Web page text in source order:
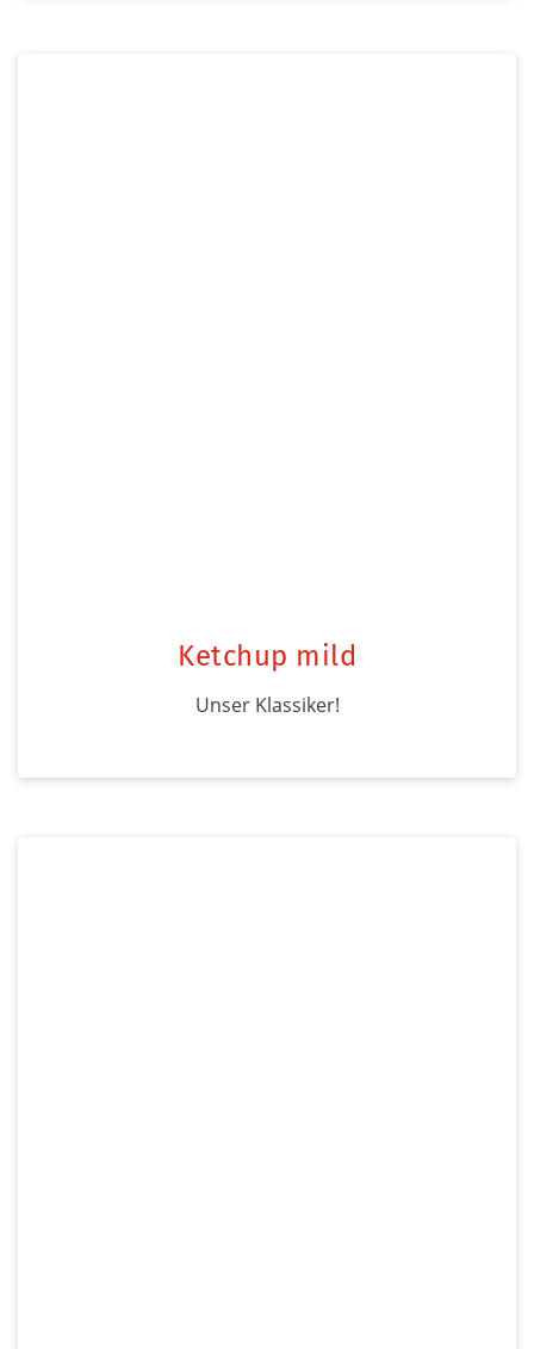
Ketchup mild
Unser Klassiker!